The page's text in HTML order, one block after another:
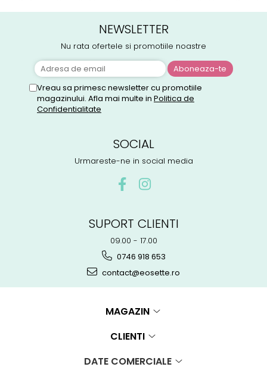
NEWSLETTER
Nu rata ofertele si promotiile noastre
Vreau sa primesc newsletter cu promotiile
magazinului. Afla mai multe in Politica de
Confidentialitate
SOCIAL
Urmareste-ne in social media
SUPORT CLIENTI
09.00 - 17.00
0746 918 653
contact@eosette.ro
MAGAZIN
CLIENTI
DATE COMERCIALE